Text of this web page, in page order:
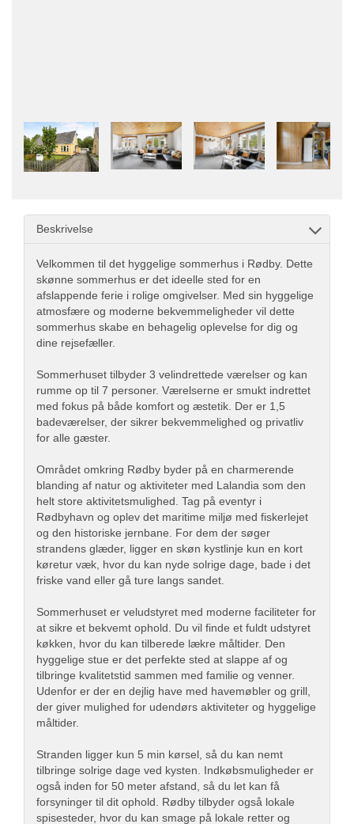
Beskrivelse
Velkommen til det hyggelige sommerhus i Rødby. Dette
skønne sommerhus er det ideelle sted for en
afslappende ferie i rolige omgivelser. Med sin hyggelige
atmosfære og moderne bekvemmeligheder vil dette
sommerhus skabe en behagelig oplevelse for dig og
dine rejsefæller.
Sommerhuset tilbyder 3 velindrettede værelser og kan
rumme op til 7 personer. Værelserne er smukt indrettet
med fokus på både komfort og æstetik. Der er 1,5
badeværelser, der sikrer bekvemmelighed og privatliv
for alle gæster.
Området omkring Rødby byder på en charmerende
blanding af natur og aktiviteter med Lalandia som den
helt store aktivitetsmulighed. Tag på eventyr i
Rødbyhavn og oplev det maritime miljø med fiskerlejet
og den historiske jernbane. For dem der søger
strandens glæder, ligger en skøn kystlinje kun en kort
køretur væk, hvor du kan nyde solrige dage, bade i det
friske vand eller gå ture langs sandet.
Sommerhuset er veludstyret med moderne faciliteter for
at sikre et bekvemt ophold. Du vil finde et fuldt udstyret
køkken, hvor du kan tilberede lækre måltider. Den
hyggelige stue er det perfekte sted at slappe af og
tilbringe kvalitetstid sammen med familie og venner.
Udenfor er der en dejlig have med havemøbler og grill,
der giver mulighed for udendørs aktiviteter og hyggelige
måltider.
Stranden ligger kun 5 min kørsel, så du kan nemt
tilbringe solrige dage ved kysten. Indkøbsmuligheder er
også inden for 50 meter afstand, så du let kan få
forsyninger til dit ophold. Rødby tilbyder også lokale
spisesteder, hvor du kan smage på lokale retter og